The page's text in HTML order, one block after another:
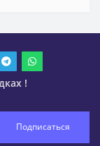
!
Подписаться